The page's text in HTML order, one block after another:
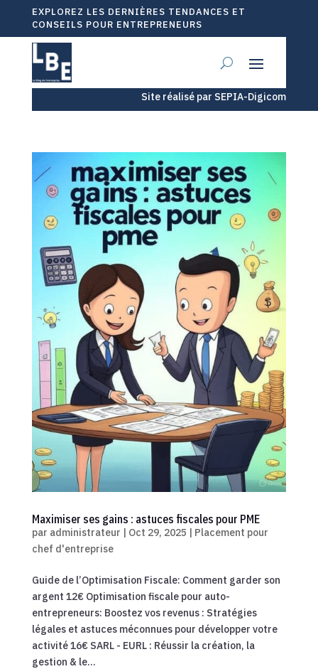
EXPLOREZ LES DERNIÈRES TENDANCES ET
CONSEILS POUR ENTREPRENEURS
Site réalisé par SEPIA-Digicom
Maximiser ses gains : astuces fiscales pour PME
par administrateur | Oct 29, 2025 | Placement pour
chef d'entreprise
Guide de l’Optimisation Fiscale: Comment garder son
argent 12€ Optimisation fiscale pour auto-
entrepreneurs: Boostez vos revenus : Stratégies
légales et astuces méconnues pour développer votre
activité 16€ SARL - EURL : Réussir la création, la
gestion & le...